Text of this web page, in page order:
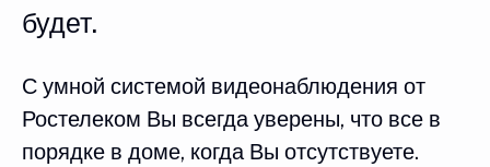
будет.
С умной системой видеонаблюдения от
Ростелеком Вы всегда уверены, что все в
порядке в доме, когда Вы отсутствуете.